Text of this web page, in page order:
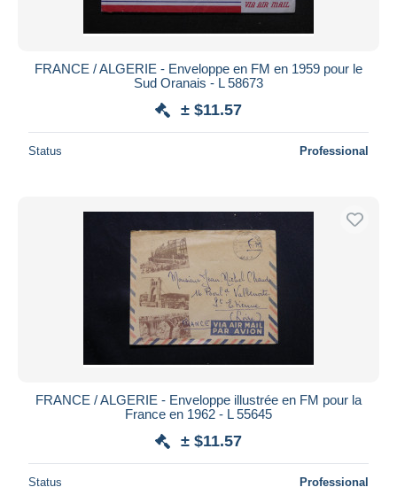
FRANCE / ALGERIE - Enveloppe en FM en 1959 pour le
Sud Oranais - L 58673
± $11.57
Status Professional
FRANCE / ALGERIE - Enveloppe illustrée en FM pour la
France en 1962 - L 55645
± $11.57
Status Professional